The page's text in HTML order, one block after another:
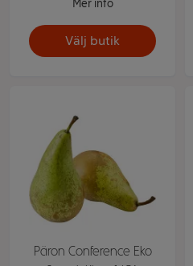
Mer info
Välj butik
Päron Conference Eko